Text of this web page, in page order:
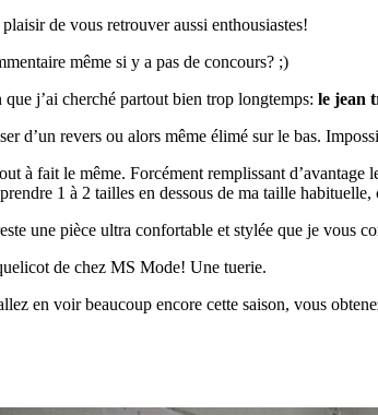
de vous retrouver aussi enthousiastes!
même si y a pas de concours? ;)
j’ai cherché partout bien trop longtemps: le jean
d’un revers ou alors même élimé sur le bas.
à fait le même. Forcément remplissant
1 à 2 tailles en dessous de ma taille
une pièce ultra confortable et stylée que je
de chez MS Mode! Une tuerie.
en voir beaucoup encore cette saison, vous